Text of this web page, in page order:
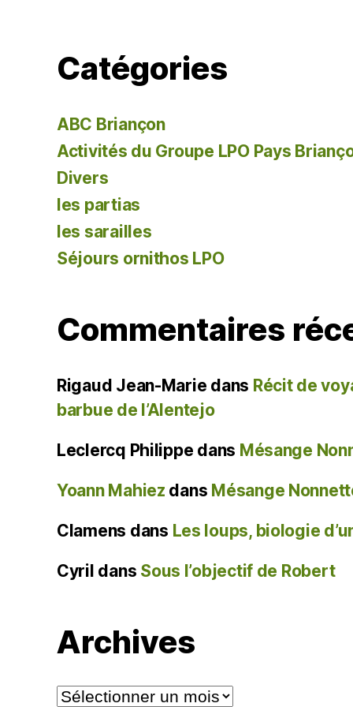
Catégories
ABC Briançon
Activités du Groupe LPO Pays
Divers
les partias
les sarailles
Séjours ornithos LPO
Commentaires
Rigaud Jean-Marie dans Récit de
barbue de l’Alentejo
Leclercq Philippe dans Mésange
Yoann Mahiez dans Mésange
Clamens dans Les loups, biologie
Cyril dans Sous l’objectif de Robert
Archives
Archives